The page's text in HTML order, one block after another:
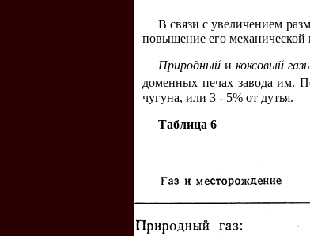
В связи с увеличением
повышение его
Природный и коксовый
доменных печах завода им.
чугуна, или 3 - 5% от дутья.
Таблица 6